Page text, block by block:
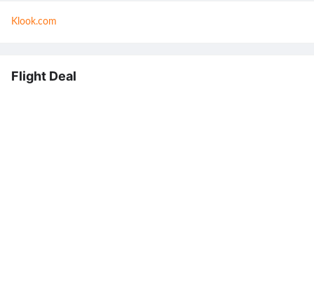
Klook.com
Flight Deal